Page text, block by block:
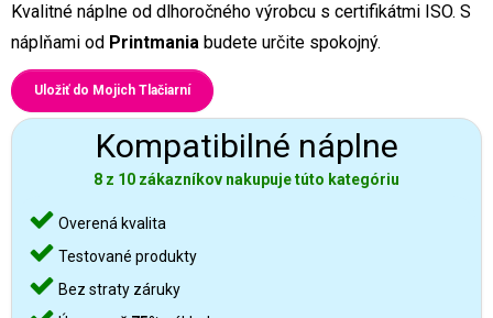
Kvalitné náplne od dlhoročného výrobcu s certifikátmi ISO. S
náplňami od Printmania budete určite spokojný.
Uložiť do Mojich Tlačiarní
Kompatibilné náplne
8 z 10 zákazníkov nakupuje túto kategóriu
Overená kvalita
Testované produkty
Bez straty záruky